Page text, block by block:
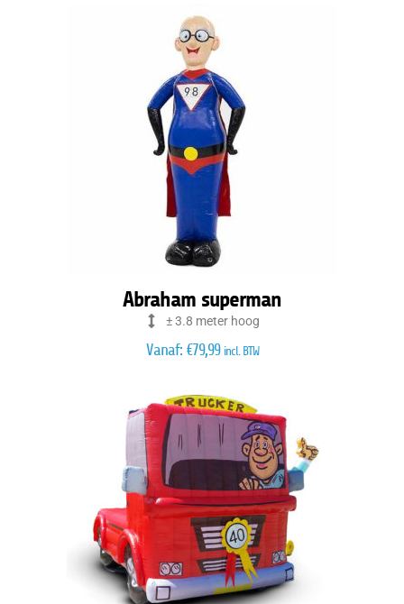
Abraham superman
± 3.8 meter hoog
Vanaf: €79,99 incl. BTW